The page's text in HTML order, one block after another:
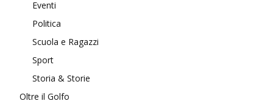
Eventi
Politica
Scuola e Ragazzi
Sport
Storia & Storie
Oltre il Golfo